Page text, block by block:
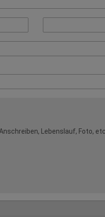
Lebenslauf, Foto,